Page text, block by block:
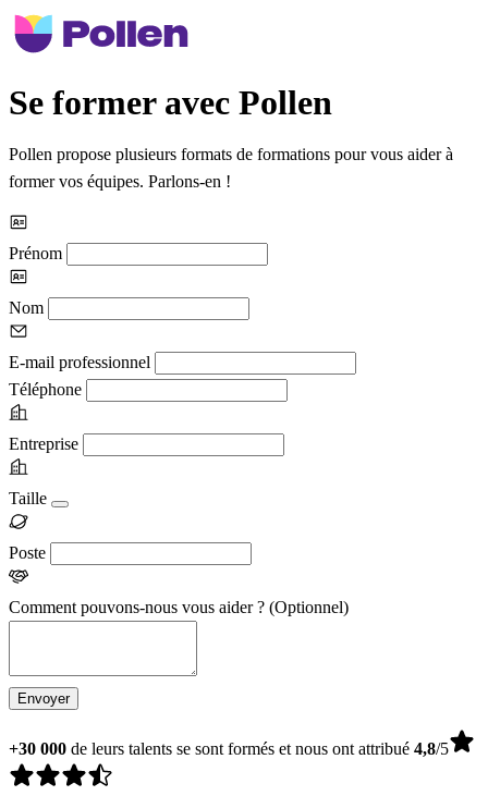
Se former avec Pollen
Pollen propose plusieurs formats de formations pour vous aider à
former vos équipes. Parlons-en !
Prénom
Nom
E-mail professionnel
Téléphone
Entreprise
Taille
Poste
Comment pouvons-nous vous aider ? (Optionnel)
Envoyer
+30 000 de leurs talents se sont formés et nous ont attribué 4,8/5